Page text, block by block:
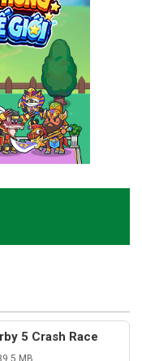
5 Crash Race